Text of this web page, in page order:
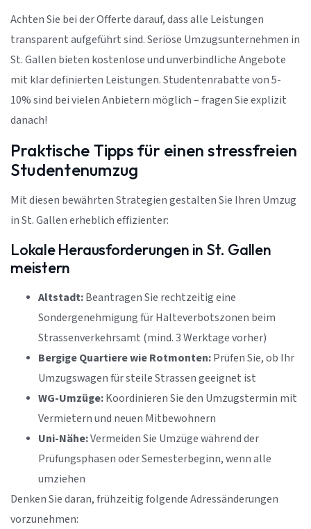
Achten Sie bei der Offerte darauf, dass alle Leistungen
transparent aufgeführt sind. Seriöse Umzugsunternehmen in
St. Gallen bieten kostenlose und unverbindliche Angebote
mit klar definierten Leistungen. Studentenrabatte von 5-
10% sind bei vielen Anbietern möglich – fragen Sie explizit
danach!
Praktische Tipps für einen stressfreien
Studentenumzug
Mit diesen bewährten Strategien gestalten Sie Ihren Umzug
in St. Gallen erheblich effizienter:
Lokale Herausforderungen in St. Gallen
meistern
Altstadt:Beantragen Sie rechtzeitig eine
Sondergenehmigung für Halteverbotszonen beim
Strassenverkehrsamt (mind. 3 Werktage vorher)
Bergige Quartiere wie Rotmonten:Prüfen Sie, ob Ihr
Umzugswagen für steile Strassen geeignet ist
WG-Umzüge:Koordinieren Sie den Umzugstermin mit
Vermietern und neuen Mitbewohnern
Uni-Nähe:Vermeiden Sie Umzüge während der
Prüfungsphasen oder Semesterbeginn, wenn alle
umziehen
Denken Sie daran, frühzeitig folgende Adressänderungen
vorzunehmen: